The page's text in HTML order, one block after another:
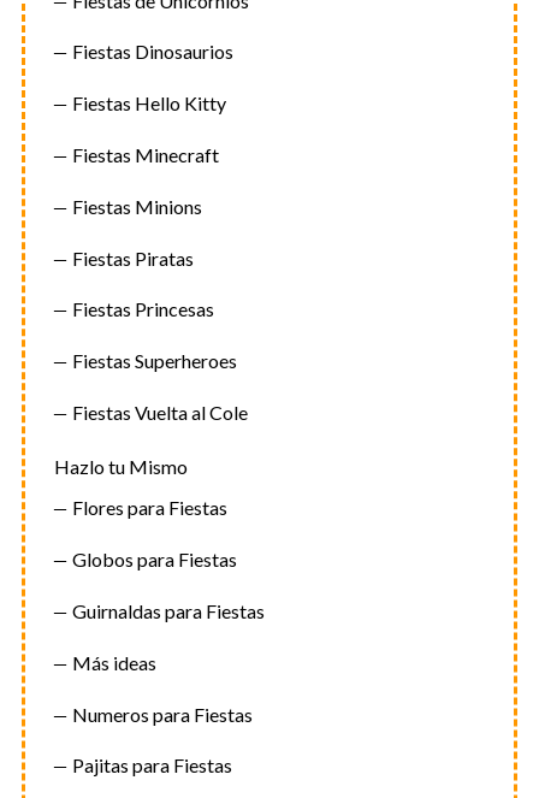
Fiestas Dinosaurios
Fiestas Hello Kitty
Fiestas Minecraft
Fiestas Minions
Fiestas Piratas
Fiestas Princesas
Fiestas Superheroes
Fiestas Vuelta al Cole
Hazlo tu Mismo
Flores para Fiestas
Globos para Fiestas
Guirnaldas para Fiestas
Más ideas
Numeros para Fiestas
Pajitas para Fiestas